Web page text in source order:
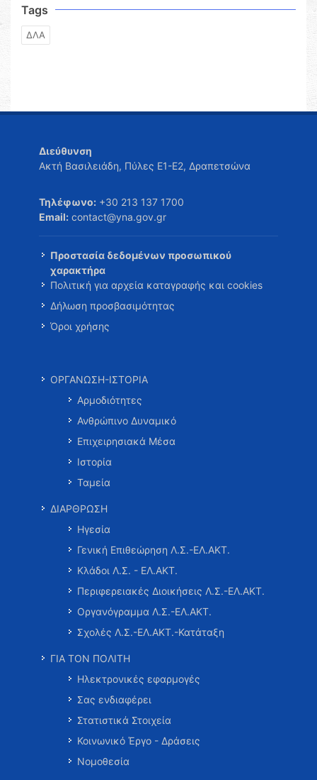
Tags
ΔΛΑ
Διεύθυνση
Ακτή Βασιλειάδη, Πύλες Ε1-Ε2, Δραπετσώνα
Τηλέφωνο: +30 213 137 1700
Email: contact@yna.gov.gr
Προστασία δεδομένων προσωπικού
χαρακτήρα
Πολιτική για αρχεία καταγραφής και cookies
Δήλωση προσβασιμότητας
Όροι χρήσης
ΟΡΓΑΝΩΣΗ-ΙΣΤΟΡΙΑ
Αρμοδιότητες
Ανθρώπινο Δυναμικό
Επιχειρησιακά Μέσα
Ιστορία
Ταμεία
ΔΙΑΡΘΡΩΣΗ
Ηγεσία
Γενική Επιθεώρηση Λ.Σ.-ΕΛ.ΑΚΤ.
Κλάδοι Λ.Σ. - ΕΛ.ΑΚΤ.
Περιφερειακές Διοικήσεις Λ.Σ.-ΕΛ.ΑΚΤ.
Οργανόγραμμα Λ.Σ.-ΕΛ.ΑΚΤ.
Σχολές Λ.Σ.-ΕΛ.ΑΚΤ.-Κατάταξη
ΓΙΑ ΤΟΝ ΠΟΛΙΤΗ
Ηλεκτρονικές εφαρμογές
Σας ενδιαφέρει
Στατιστικά Στοιχεία
Κοινωνικό Έργο - Δράσεις
Νομοθεσία